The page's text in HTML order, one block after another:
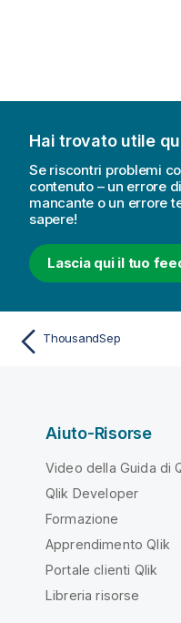
Hai trovato utile
Se riscontri problemi
contenuto – un errore
mancante o un errore
sapere!
Lascia qui il tuo
ThousandSep
Aiuto-Risorse
Video della Guida di
Qlik Developer
Formazione
Apprendimento Qlik
Portale clienti Qlik
Libreria risorse